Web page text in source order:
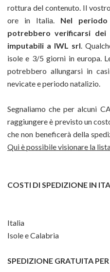
rottura del contenuto. Il
ore in Italia. Nel
potrebbero verificarsi dei
imputabili a IWL srl.
isole e 3/5 giorni in europa.
potrebbero allungarsi in
nevicate e periodo natalizio.
Segnaliamo che per alcuni
raggiungere è previsto un
che non beneficerà della
Qui è possibile visionare la
COSTI DI SPEDIZIONE IN
Italia
Isole e Calabria
SPEDIZIONE GRATUITA